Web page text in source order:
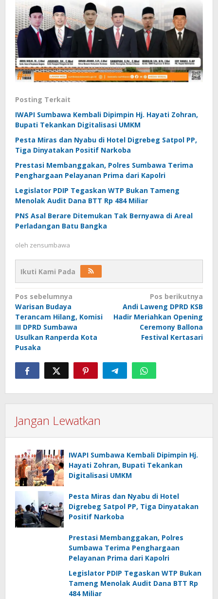
Posting Terkait
IWAPI Sumbawa Kembali Dipimpin Hj. Hayati Zohran,
Bupati Tekankan Digitalisasi UMKM
Pesta Miras dan Nyabu di Hotel Digrebeg Satpol PP,
Tiga Dinyatakan Positif Narkoba
Prestasi Membanggakan, Polres Sumbawa Terima
Penghargaan Pelayanan Prima dari Kapolri
Legislator PDIP Tegaskan WTP Bukan Tameng
Menolak Audit Dana BTT Rp 484 Miliar
PNS Asal Berare Ditemukan Tak Bernyawa di Areal
Perladangan Batu Bangka
oleh zensumbawa
Ikuti Kami Pada
Navigasi
pos
Pos sebelumnya
Warisan Budaya
Terancam Hilang, Komisi
III DPRD Sumbawa
Usulkan Ranperda Kota
Pusaka
Pos berikutnya
Andi Laweng DPRD KSB
Hadir Meriahkan Opening
Ceremony Ballona
Festival Kertasari
Jangan Lewatkan
IWAPI Sumbawa Kembali Dipimpin Hj.
Hayati Zohran, Bupati Tekankan
Digitalisasi UMKM
Pesta Miras dan Nyabu di Hotel
Digrebeg Satpol PP, Tiga Dinyatakan
Positif Narkoba
Prestasi Membanggakan, Polres
Sumbawa Terima Penghargaan
Pelayanan Prima dari Kapolri
Legislator PDIP Tegaskan WTP Bukan
Tameng Menolak Audit Dana BTT Rp
484 Miliar